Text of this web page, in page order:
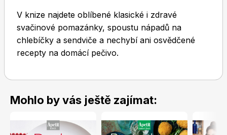
V knize najdete oblíbené klasické i zdravé
svačinové pomazánky, spoustu nápadů na
chlebíčky a sendviče a nechybí ani osvědčené
recepty na domácí pečivo.
Mohlo by vás ještě zajímat: